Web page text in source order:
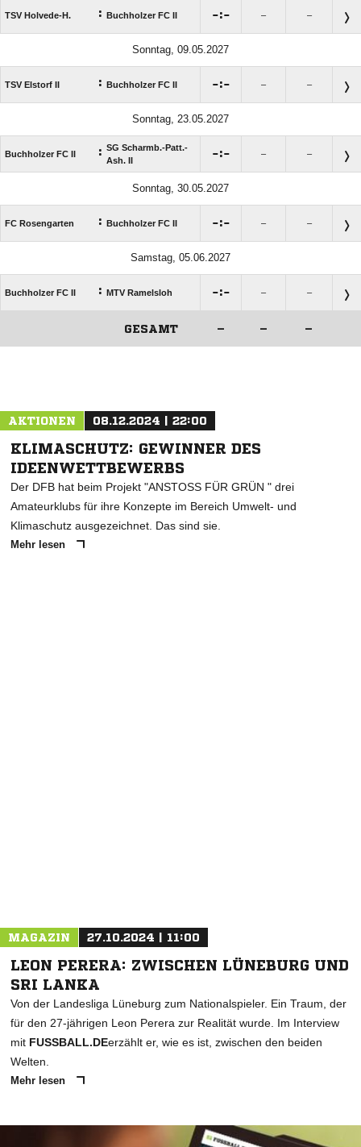
TSV Holvede-H. : Buchholzer FC II : – –
Sonntag, 09.05.2027
TSV Elstorf II : Buchholzer FC II : – –
Sonntag, 23.05.2027
Buchholzer FC II : SG Scharmb.-Patt.-
Ash. II
: – –
Sonntag, 30.05.2027
FC Rosengarten : Buchholzer FC II : – –
Samstag, 05.06.2027
Buchholzer FC II : MTV Ramelsloh : – –
GESAMT – – –
AKTIONEN 08.12.2024 | 22:00
KLIMASCHUTZ: GEWINNER DES
IDEENWETTBEWERBS
Der DFB hat beim Projekt "ANSTOSS FÜR GRÜN " drei
Amateurklubs für ihre Konzepte im Bereich Umwelt- und
Klimaschutz ausgezeichnet. Das sind sie.
Mehr lesen
MAGAZIN 27.10.2024 | 11:00
LEON PERERA: ZWISCHEN LÜNEBURG UND
SRI LANKA
Von der Landesliga Lüneburg zum Nationalspieler. Ein Traum, der
für den 27-jährigen Leon Perera zur Realität wurde. Im Interview
mit FUSSBALL.DEerzählt er, wie es ist, zwischen den beiden
Welten.
Mehr lesen